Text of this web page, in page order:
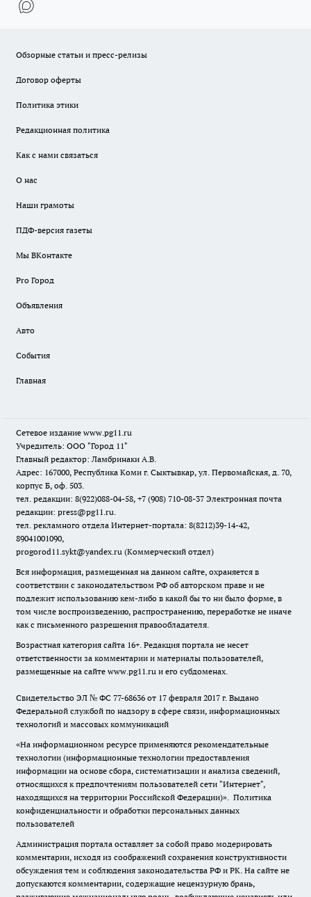
Обзорные статьи и пресс-релизы
Договор оферты
Политика этики
Редакционная политика
Как с нами связаться
О нас
Наши грамоты
ПДФ-версия газеты
Мы ВКонтакте
Pro Город
Объявления
Авто
События
Главная
Сетевое издание www.pg11.ru
Учредитель: ООО "Город 11"
Главный редактор: Ламбринаки А.В.
Адрес: 167000, Республика Коми г. Сыктывкар, ул. Первомайская, д. 70,
корпус Б, оф. 503.
тел. редакции: 8(922)088-04-58, +7 (908) 710-08-37 Электронная почта
редакции: press@pg11.ru.
тел. рекламного отдела Интернет-портала: 8(8212)39-14-42,
89041001090,
progorod11.sykt@yandex.ru (Коммерческий отдел)
Вся информация, размещенная на данном сайте, охраняется в
соответствии с законодательством РФ об авторском праве и не
подлежит использованию кем-либо в какой бы то ни было форме, в
том числе воспроизведению, распространению, переработке не иначе
как с письменного разрешения правообладателя.
Возрастная категория сайта 16+. Редакция портала не несет
ответственности за комментарии и материалы пользователей,
размещенные на сайте www.pg11.ru и его субдоменах.
Свидетельство ЭЛ № ФС 77-68636 от 17 февраля 2017 г. Выдано
Федеральной службой по надзору в сфере связи, информационных
технологий и массовых коммуникаций
«На информационном ресурсе применяются рекомендательные
технологии (информационные технологии предоставления
информации на основе сбора, систематизации и анализа сведений,
относящихся к предпочтениям пользователей сети "Интернет",
находящихся на территории Российской Федерации)». Политика
конфиденциальности и обработки персональных данных
пользователей
Администрация портала оставляет за собой право модерировать
комментарии, исходя из соображений сохранения конструктивности
обсуждения тем и соблюдения законодательства РФ и РК. На сайте не
допускаются комментарии, содержащие нецензурную брань,